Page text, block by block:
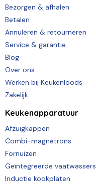
Bezorgen & afhalen
Betalen
Annuleren & retourneren
Service & garantie
Blog
Over ons
Werken bij Keukenloods
Zakelijk
Keukenapparatuur
Afzuigkappen
Combi-magnetrons
Fornuizen
Geïntegreerde vaatwassers
Inductie kookplaten